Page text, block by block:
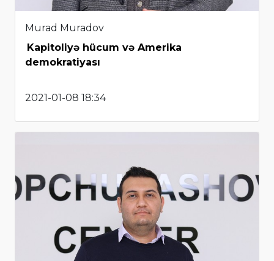
Murad Muradov
Kapitoliyə hücum və Amerika
demokratiyası
2021-01-08 18:34